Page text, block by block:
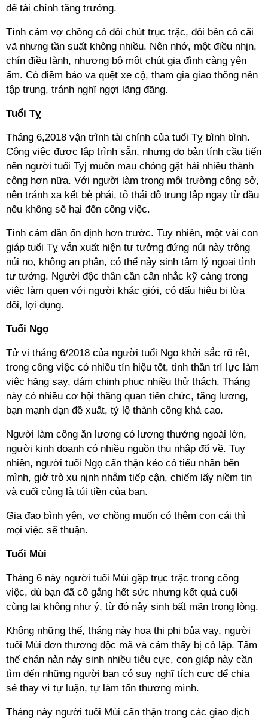
để tài chính tăng trưởng.
Tình cảm vợ chồng có đôi chút trục trặc, đôi bên có cãi
vã nhưng tần suất không nhiều. Nên nhớ, một điều nhịn,
chín điều lành, nhượng bộ một chút gia đình càng yên
ấm. Có điềm báo va quệt xe cộ, tham gia giao thông nên
tập trung, tránh nghĩ ngợi lãng đãng.
Tuổi Tỵ
Tháng 6,2018 vận trình tài chính của tuổi Tỵ bình bình.
Công việc được lập trình sẵn, nhưng do bản tính cầu tiến
nên người tuổi Tyj muốn mau chóng gặt hái nhiều thành
công hơn nữa. Với người làm trong môi trường công sở,
nên tránh xa kết bè phái, tỏ thái độ trung lập ngay từ đầu
nếu không sẽ hại đến công việc.
Tình cảm dần ổn định hơn trước. Tuy nhiên, một vài con
giáp tuổi Tỵ vẫn xuất hiện tư tưởng đứng núi này trông
núi nọ, không an phận, có thể nảy sinh tâm lý ngoại tình
tư tưởng. Người độc thân cần cân nhắc kỹ càng trong
việc làm quen với người khác giới, có dấu hiệu bị lừa
dối, lợi dụng.
Tuổi Ngọ
Tử vi tháng 6/2018 của người tuổi Ngọ khởi sắc rõ rệt,
trong công việc có nhiều tín hiệu tốt, tinh thần trí lực làm
việc hăng say, dám chinh phục nhiều thử thách. Tháng
này có nhiều cơ hội thăng quan tiến chức, tăng lương,
bạn mạnh dạn đề xuất, tỷ lệ thành công khá cao.
Người làm công ăn lương có lương thưởng ngoài lớn,
người kinh doanh có nhiều nguồn thu nhập đổ về. Tuy
nhiên, người tuổi Ngọ cẩn thận kẻo có tiểu nhân bên
mình, giở trò xu nịnh nhằm tiếp cận, chiếm lấy niềm tin
và cuối cùng là túi tiền của bạn.
Gia đạo bình yên, vợ chồng muốn có thêm con cái thì
mọi việc sẽ thuận.
Tuổi Mùi
Tháng 6 này người tuổi Mùi gặp trục trặc trong công
việc, dù bạn đã cố gắng hết sức nhưng kết quả cuối
cùng lại không như ý, từ đó nảy sinh bất mãn trong lòng.
Không những thế, tháng này hoạ thị phi bủa vay, người
tuổi Mùi đơn thương độc mã và cảm thấy bị cô lập. Tâm
thế chán nản nảy sinh nhiều tiêu cực, con giáp này cần
tìm đến những người bạn có suy nghĩ tích cực để chia
sẻ thay vì tự luận, tự làm tổn thương mình.
Tháng này người tuổi Mùi cẩn thận trong các giao dịch